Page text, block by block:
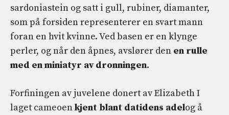
sardoniastein og satt i gull, rubiner, diamanter,
som på forsiden representerer en svart mann
foran en hvit kvinne. Ved basen er en klynge
perler, og når den åpnes, avslører den en rulle
med en miniatyr av dronningen.
Forfiningen av juvelene donert av Elizabeth I
laget cameoenkjent blant datidens adelog å